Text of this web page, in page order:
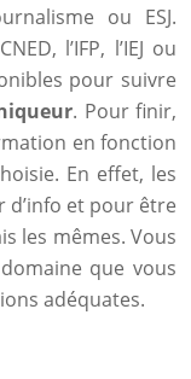
ou ESJ.
l’IFP, l’IEJ ou
pour suivre
. Pour finir,
en fonction
En effet, les
et pour être
les mêmes. Vous
que vous
adéquates.